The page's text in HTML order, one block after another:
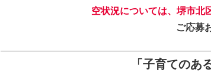
空状況については、堺市北
ご応募
「子育てのあ